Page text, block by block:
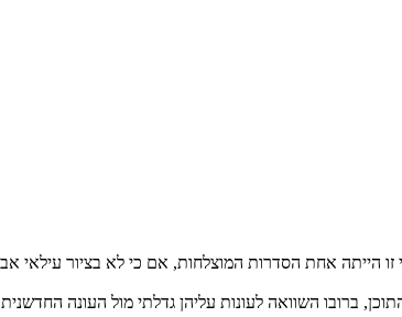
ברובו השוואה לעונות עליהן גדלתי מול העונה החדשנית